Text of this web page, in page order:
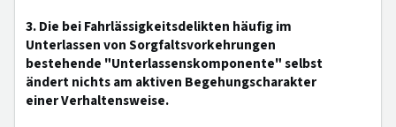
3. Die bei Fahrlässigkeitsdelikten häufig im
Unterlassen von Sorgfaltsvorkehrungen
bestehende "Unterlassenskomponente" selbst
ändert nichts am aktiven Begehungscharakter
einer Verhaltensweise.